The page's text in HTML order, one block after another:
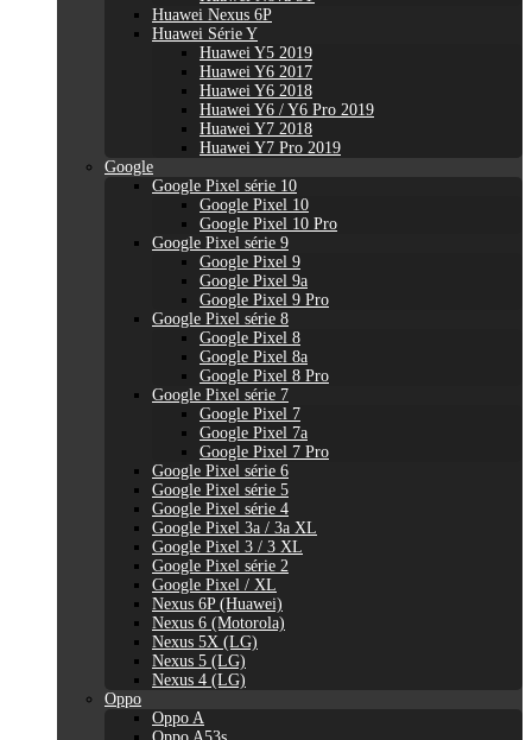
Huawei Nexus 6P
Huawei Série Y
Huawei Y5 2019
Huawei Y6 2017
Huawei Y6 2018
Huawei Y6 / Y6 Pro 2019
Huawei Y7 2018
Huawei Y7 Pro 2019
Google
Google Pixel série 10
Google Pixel 10
Google Pixel 10 Pro
Google Pixel série 9
Google Pixel 9
Google Pixel 9a
Google Pixel 9 Pro
Google Pixel série 8
Google Pixel 8
Google Pixel 8a
Google Pixel 8 Pro
Google Pixel série 7
Google Pixel 7
Google Pixel 7a
Google Pixel 7 Pro
Google Pixel série 6
Google Pixel série 5
Google Pixel série 4
Google Pixel 3a / 3a XL
Google Pixel 3 / 3 XL
Google Pixel série 2
Google Pixel / XL
Nexus 6P (Huawei)
Nexus 6 (Motorola)
Nexus 5X (LG)
Nexus 5 (LG)
Nexus 4 (LG)
Oppo
Oppo A